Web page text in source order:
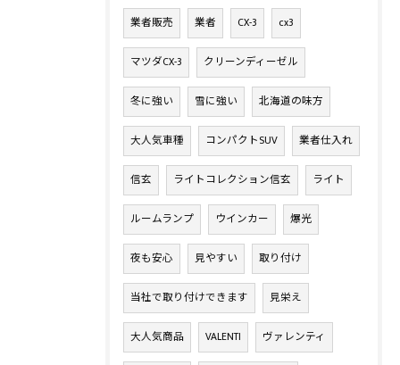
業者販売 業者 CX-3 cx3
マツダCX-3 クリーンディーゼル
冬に強い 雪に強い 北海道の味方
大人気車種 コンパクトSUV 業者仕入れ
信玄 ライトコレクション信玄 ライト
ルームランプ ウインカー 爆光
夜も安心 見やすい 取り付け
当社で取り付けできます 見栄え
大人気商品 VALENTI ヴァレンティ